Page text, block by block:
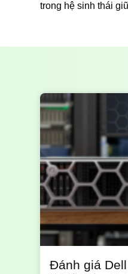
trong hệ sinh thái
Đánh giá